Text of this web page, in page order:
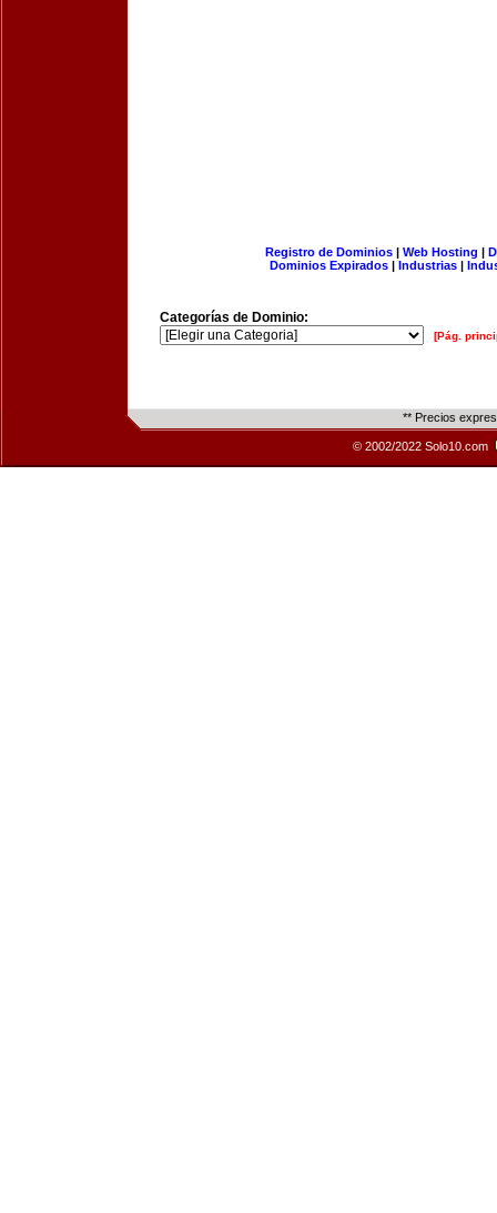
Registro de Dominios| Web Hosting |
Dominios Expirados | Industrias |
Categorías de Dominio:
[Pág.
** Precios
© 2002/2022 Solo10.com